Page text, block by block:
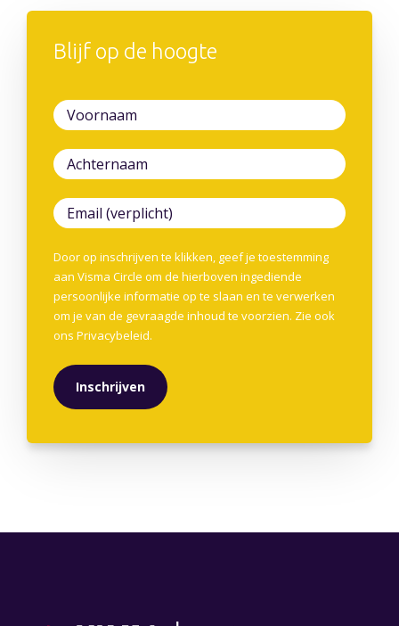
Blijf op de hoogte
Door op inschrijven te klikken, geef je toestemming
aan Visma Circle om de hierboven ingediende
persoonlijke informatie op te slaan en te verwerken
om je van de gevraagde inhoud te voorzien. Zie ook
ons Privacybeleid.